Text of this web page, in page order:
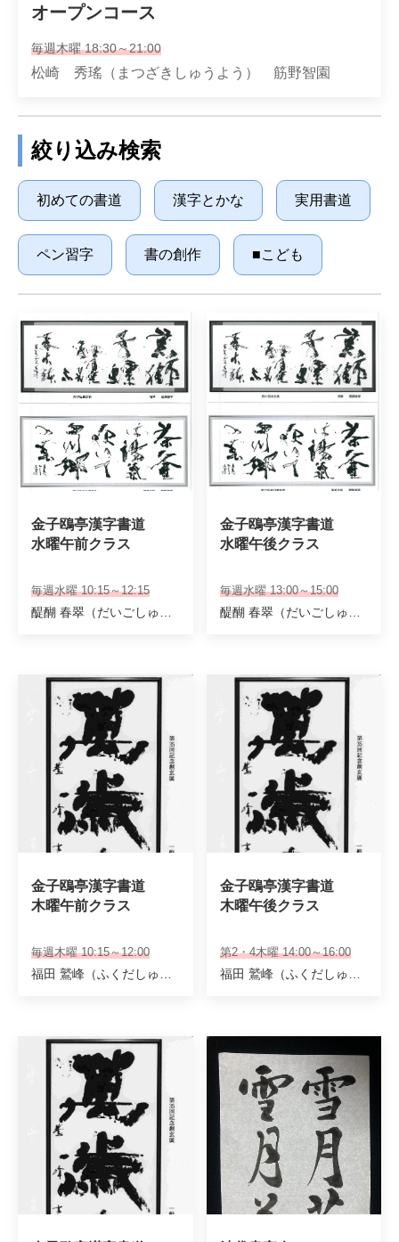
オープンコース
毎週木曜 18:30～21:00
松崎 秀瑤（まつざきしゅうよう） 筋野智園
絞り込み検索
初めての書道 漢字とかな 実用書道
ペン習字 書の創作 ■こども
金子鴎亭漢字書道
水曜午前クラス
毎週水曜 10:15～12:15
金子鴎亭漢字書道
水曜午後クラス
毎週水曜 13:00～15:00
金子鴎亭漢字書道
木曜午前クラス
毎週木曜 10:15～12:00
金子鴎亭漢字書道
木曜午後クラス
第2・4木曜 14:00～16:00